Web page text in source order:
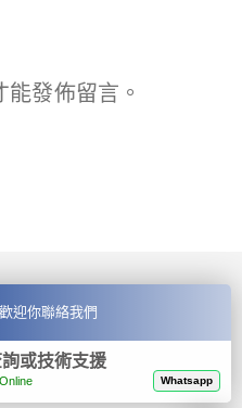
能發佈留言。
2026
歡迎你聯絡我們
或技術支援
Online Whatsapp